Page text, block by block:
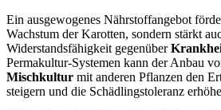
Ein ausgewogenes Nährstoffangebot
Wachstum der Karotten, sondern stärkt
Widerstandsfähigkeit gegenüber
Permakultur-Systemen kann der Anbau
Mischkultur mit anderen Pflanzen den
steigern und die Schädlingstoleranz